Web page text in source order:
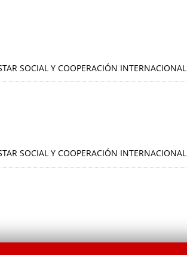
SOCIAL Y COOPERACIÓN INTERNACIONAL
SOCIAL Y COOPERACIÓN INTERNACIONAL